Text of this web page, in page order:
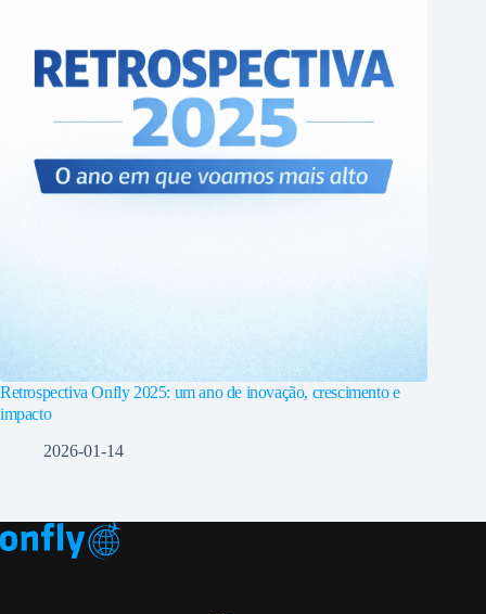
Retrospectiva Onfly 2025: um ano de inovação, crescimento e
impacto
2026-01-14